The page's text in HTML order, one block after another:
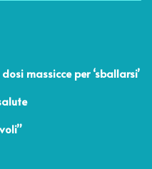
massicce per ‘sballarsi’